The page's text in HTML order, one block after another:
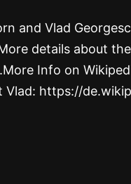
and Vlad
details about
Info on
https://